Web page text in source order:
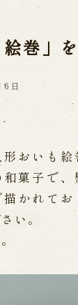
澤友路師匠
公演
演「くにう
巻」
日
おいも絵
菓子で、
かれてお
い。